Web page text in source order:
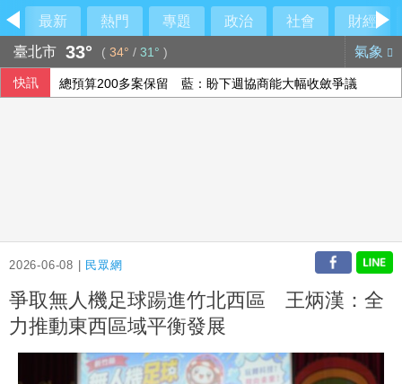
最新 熱門 專題 政治 社會
財經
臺北市 33° ( 34° / 31° ) 氣象
快訊 總預算200多案保留 藍：盼下週協商能大幅收斂爭議
2026-06-08 | 民眾網
爭取無人機足球踼進竹北西區 王炳漢：全
力推動東西區域平衡發展